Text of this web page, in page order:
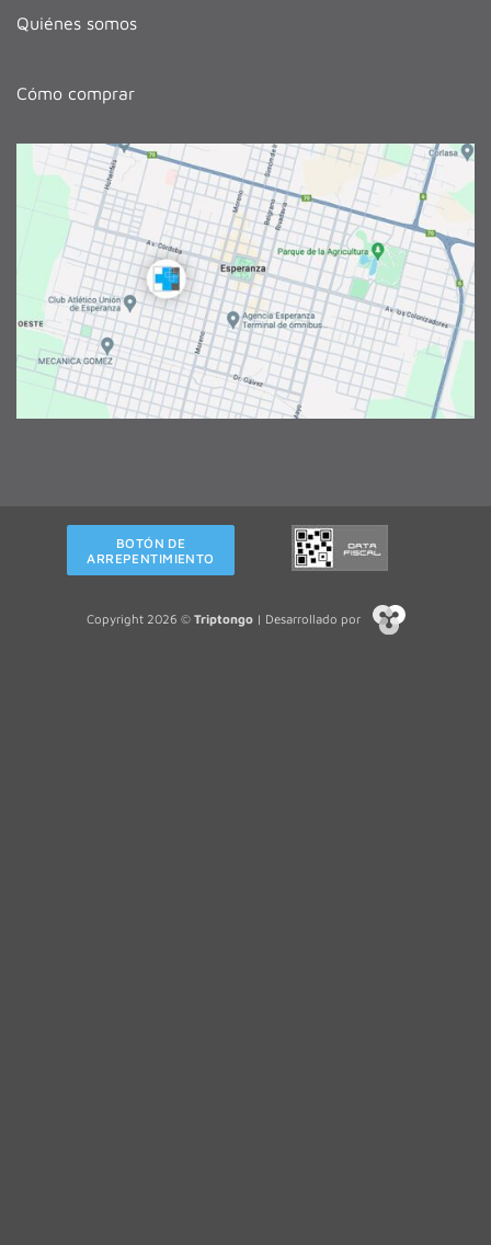
Quiénes somos
Cómo comprar
BOTÓN DE
ARREPENTIMIENTO
Copyright 2026 © Triptongo| Desarrollado por